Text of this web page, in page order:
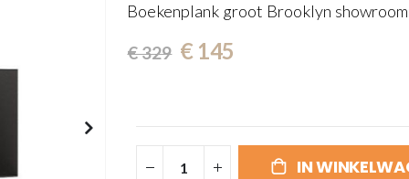
Boekenplank groot Brooklyn
€ 329 € 145
IN